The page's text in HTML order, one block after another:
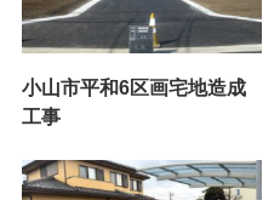
小山市平和6区画宅地造成
工事